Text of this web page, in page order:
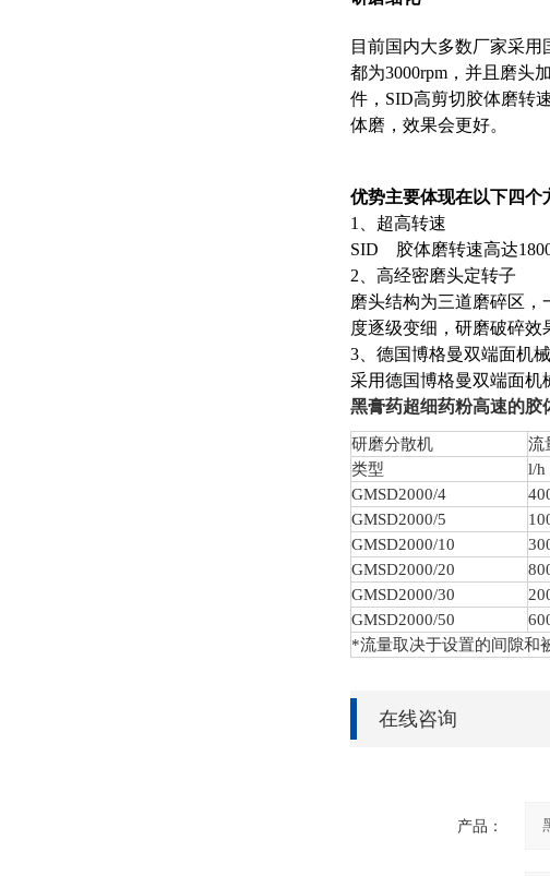
目前国内大多数厂家采
都为3000rpm，并且磨头
件， SID高剪切胶体磨转
体磨，效果会更好。
优势主要体现在以下四个
1、超高转速
SID 胶体磨转速高达
2、高经密磨头定转子
磨头结构为三道磨碎区
度逐级变细，研磨破碎效
3、德国博格曼双端面机
采用德国博格曼双端面机
黑膏药超细药粉高速的胶
研磨分散机 流
类型
l/h
GMSD2000/4 4
GMSD2000/5
GMSD2000/10
GMSD2000/20
GMSD2000/30
GMSD2000/50
*流量取决于设置的间隙和
在线咨询
产品：